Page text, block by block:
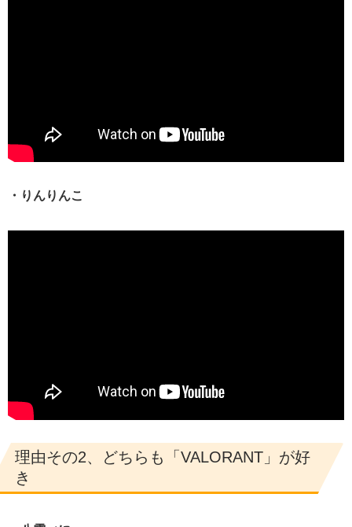
・りんりんこ
理由その2、どちらも「VALORANT」が好
き